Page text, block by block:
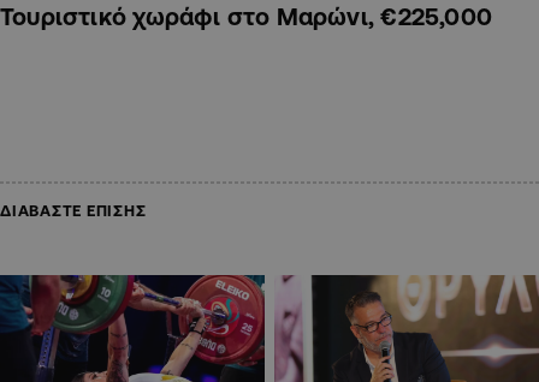
Τουριστικό χωράφι στο Μαρώνι, €225,000
ΔΙΑΒΑΣΤΕ ΕΠΙΣΗΣ